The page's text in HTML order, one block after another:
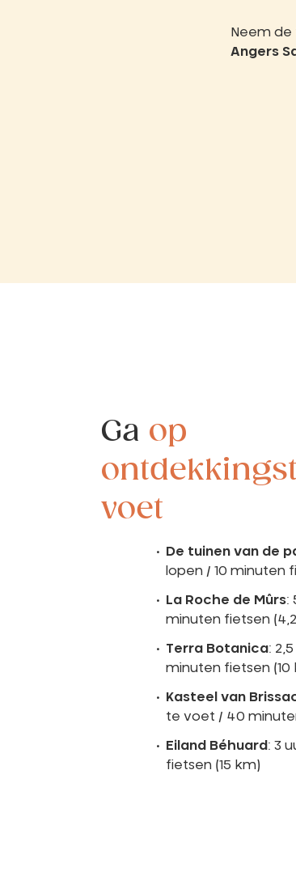
Neem de
Angers
Ga op
voet
De tuinen van de
lopen / 10 minuten
La Roche de Mûrs:
minuten fietsen
Terra Botanica:
minuten fietsen (10
Kasteel van
te voet / 40
Eiland Béhuard : 3
fietsen (15 km)